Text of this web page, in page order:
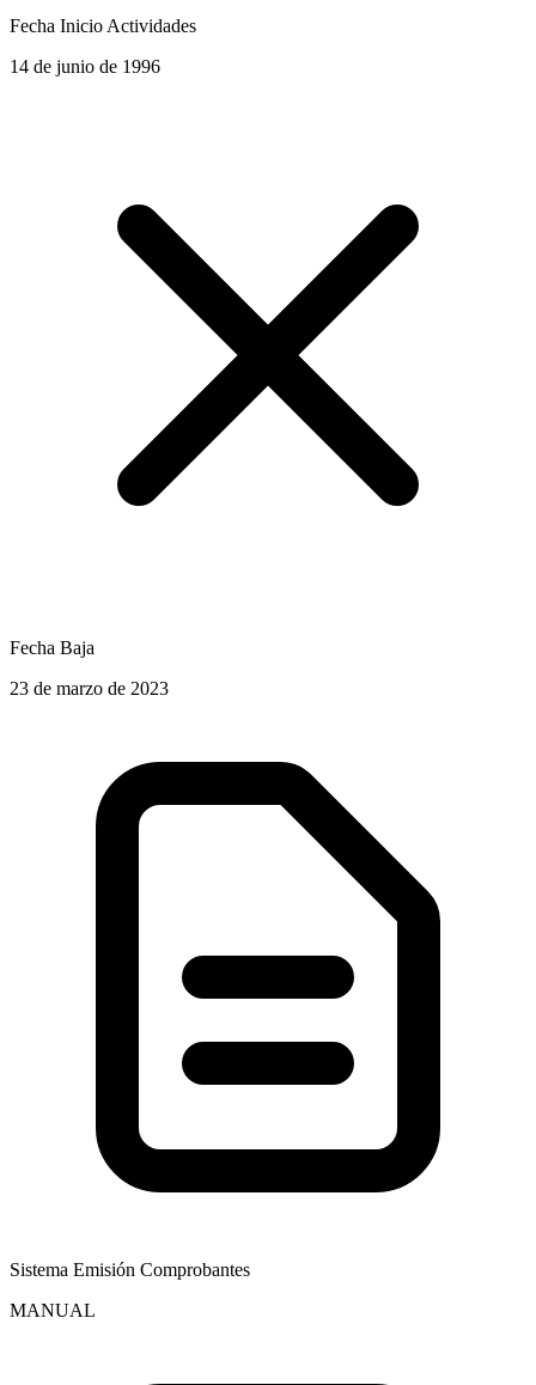
Fecha Inicio Actividades
14 de junio de 1996
Fecha Baja
23 de marzo de 2023
Sistema Emisión Comprobantes
MANUAL